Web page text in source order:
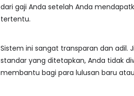
dari gaji Anda setelah Anda
tertentu.
Sistem ini sangat transparan dan adil.
standar yang ditetapkan, Anda tidak
membantu bagi para lulusan baru